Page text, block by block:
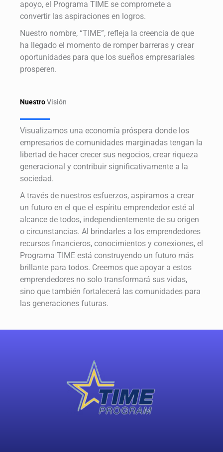
apoyo, el Programa TIME se compromete a
convertir las aspiraciones en logros.
Nuestro nombre, “TIME”, refleja la creencia de que
ha llegado el momento de romper barreras y crear
oportunidades para que los sueños empresariales
prosperen.
NuestroVisión
Visualizamos una economía próspera donde los
empresarios de comunidades marginadas tengan la
libertad de hacer crecer sus negocios, crear riqueza
generacional y contribuir significativamente a la
sociedad.
A través de nuestros esfuerzos, aspiramos a crear
un futuro en el que el espíritu emprendedor esté al
alcance de todos, independientemente de su origen
o circunstancias. Al brindarles a los emprendedores
recursos financieros, conocimientos y conexiones, el
Programa TIME está construyendo un futuro más
brillante para todos. Creemos que apoyar a estos
emprendedores no solo transformará sus vidas,
sino que también fortalecerá las comunidades para
las generaciones futuras.